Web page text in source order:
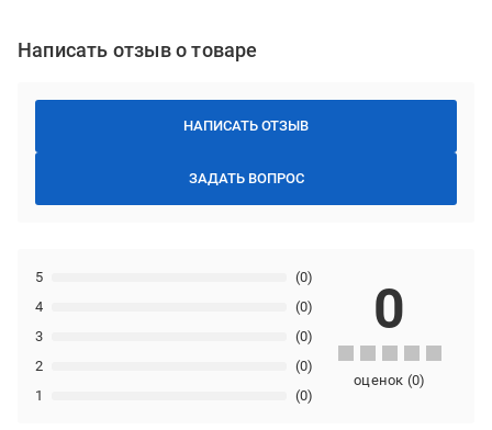
Написать отзыв о товаре
НАПИСАТЬ ОТЗЫВ
ЗАДАТЬ ВОПРОС
1 (0)
2 (0)
3 (0)
4 (0)
5 (0)
0
оценок (0)